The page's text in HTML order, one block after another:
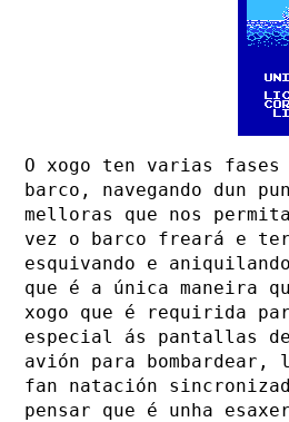
O xogo ten varias fases
barco, navegando dun
melloras que nos
vez o barco freará e
esquivando e
que é a única maneira
xogo que é requirida
especial ás pantallas
avión para bombardear,
fan natación
pensar que é unha